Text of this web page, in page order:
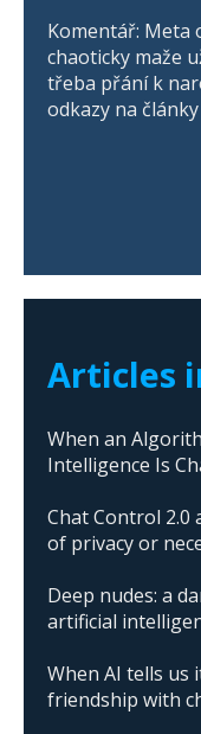
Komentář: Meta
chaoticky maže
třeba přání k
odkazy na
Articles
When an
Intelligence Is
Chat Control 2.0
of privacy or
Deep nudes: a
artificial
When AI tells us
friendship with